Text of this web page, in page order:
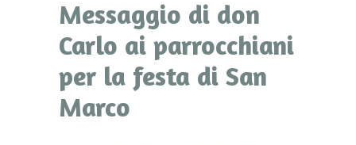
Messaggio di don
Carlo ai parrocchiani
per la festa di San
Marco